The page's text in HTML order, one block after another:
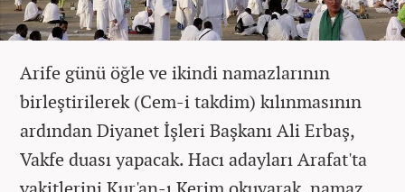
Arife günü öğle ve ikindi namazlarının
birleştirilerek (Cem-i takdim) kılınmasının
ardından Diyanet İşleri Başkanı Ali Erbaş,
Vakfe duası yapacak. Hacı adayları Arafat'ta